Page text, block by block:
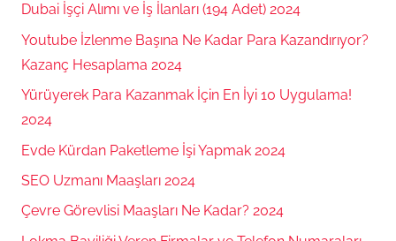
Dubai İşçi Alımı ve İş İlanları (194 Adet) 2024
Youtube İzlenme Başına Ne Kadar Para Kazandırıyor?
Kazanç Hesaplama 2024
Yürüyerek Para Kazanmak İçin En İyi 10 Uygulama!
2024
Evde Kürdan Paketleme İşi Yapmak 2024
SEO Uzmanı Maaşları 2024
Çevre Görevlisi Maaşları Ne Kadar? 2024